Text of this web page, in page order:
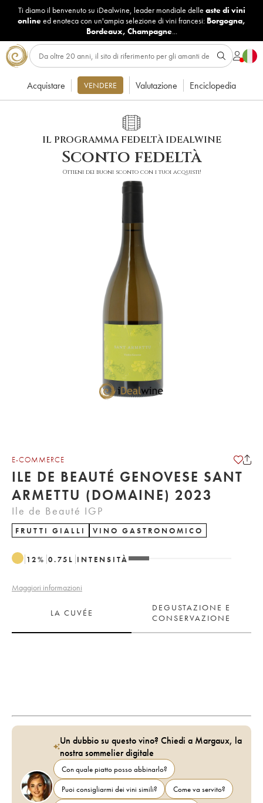
Ti diamo il benvenuto su iDealwine, leader mondiale delle aste di vini
onlineed enoteca con un'ampia selezione di vini francesi: Borgogna,
Bordeaux, Champagne...
Acquistare VENDERE Valutazione Enciclopedia
IL PROGRAMMA FEDELTÀ IDEALWINE
Sconto fedeltà
Ottieni dei buoni sconto con i tuoi acquisti!
E-COMMERCE
ILE DE BEAUTÉ GENOVESE SANT
ARMETTU (DOMAINE) 2023
Ile de Beauté IGP
FRUTTI GIALLI VINO GASTRONOMICO
12% 0.75 L INTENSITÀ
Maggiori informazioni
LA CUVÉE
DEGUSTAZIONE E
CONSERVAZIONE
Un dubbio su questo vino? Chiedi a Margaux, la
nostra sommelier digitale
Con quale piatto posso abbinarlo?
Puoi consigliarmi dei vini simili?
Come va servito?